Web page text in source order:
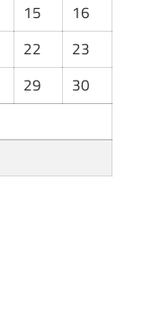
15
16
22
23
29
30